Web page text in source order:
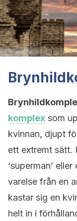
komplex som
kvinnan, djupt
ett extremt sätt.
‘superman’
varelse från en
kastar sig en
helt in i